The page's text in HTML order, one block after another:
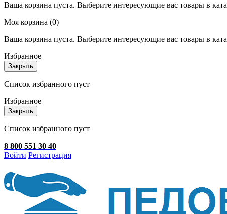
Ваша корзина пуста. Выберите интересующие вас товары в
Моя корзина (0)
Ваша корзина пуста. Выберите интересующие вас товары в
Избранное
Закрыть
Список избранного пуст
Избранное
Закрыть
Список избранного пуст
8 800 551 30 40
Войти Регистрация